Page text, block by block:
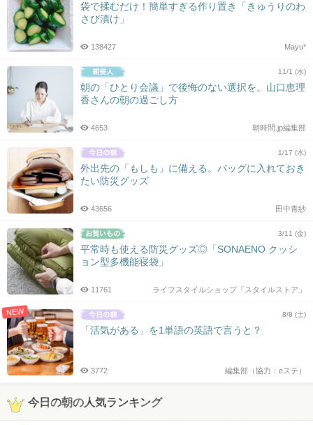
袋で揉むだけ！簡単すぎる作り置き「きゅうりのわ
さび漬け」
Mayu*
138427
11/1 (水)
朝の「ひとり会議」で後悔のない選択を。山口恵理
香さんの朝の過ごし方
朝時間.jp編集部
4653
1/17 (水)
外出先の「もしも」に備える。バッグに入れておき
たい防災グッズ
田中青紗
43656
3/11 (金)
平常時も使える防災グッズ◎「SONAENO クッシ
ョン型多機能寝袋」
ライフスタイルショップ「スタイルストア」
11761
NEW 8/8 (土)
「活気がある」を1単語の英語で言うと？
編集部（協力：eステ）
3772
今日の朝の人気ランキング